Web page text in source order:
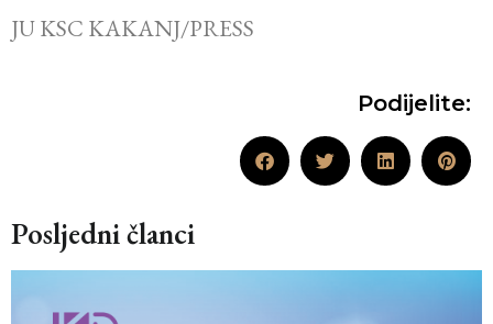
JU KSC KAKANJ/PRESS
Podijelite:
Posljedni članci